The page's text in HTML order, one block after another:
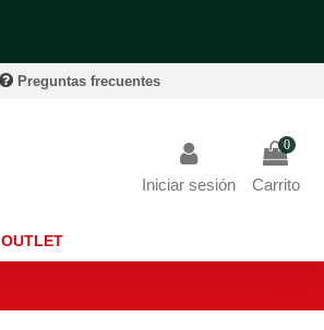
Preguntas frecuentes
Iniciar sesión
0
Carrito
OUTLET